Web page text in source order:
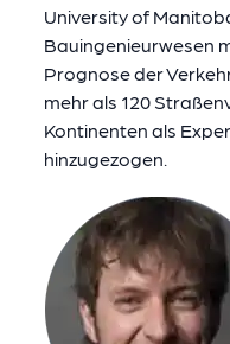
University of
Bauingenieurwesen
Prognose der
mehr als 120
Kontinenten als
hinzugezogen.